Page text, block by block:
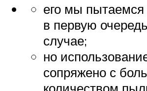
его мы
в первую
случае;
но
сопряжено с
количеством